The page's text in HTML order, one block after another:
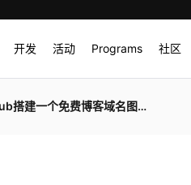
开发 活动 Programs 社区
建一个免费博客域名图文教学